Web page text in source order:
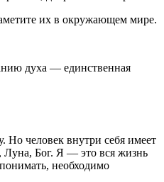
их в окружающем мире.
духа — единственная
человек внутри себя имеет
Луна, Бог. Я — это вся жизнь
необходимо